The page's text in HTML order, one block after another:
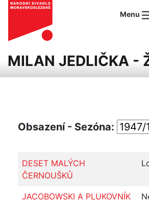
Menu
MILAN JEDLIČKA -
Obsazení - Sezóna:
DESET MALÝCH
ČERNOUŠKŮ
JACOBOWSKI A PLUKOVNÍK